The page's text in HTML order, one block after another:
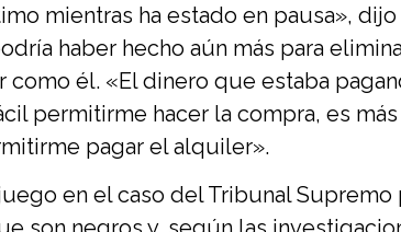
mientras ha estado en pausa»,
haber hecho aún más para
como él. «El dinero que estaba
permitirme hacer la compra, es
pagar el alquiler».
en el caso del Tribunal Supremo